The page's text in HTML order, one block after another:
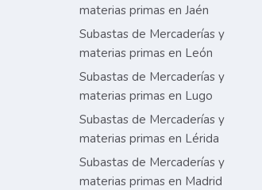
materias primas en Jaén
Subastas de Mercaderías y
materias primas en León
Subastas de Mercaderías y
materias primas en Lugo
Subastas de Mercaderías y
materias primas en Lérida
Subastas de Mercaderías y
materias primas en Madrid